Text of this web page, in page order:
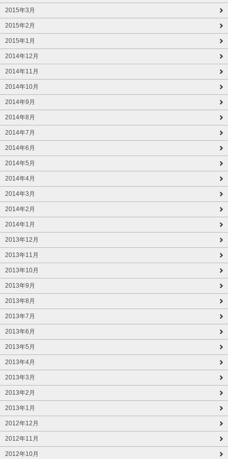
2015年3月
2015年2月
2015年1月
2014年12月
2014年11月
2014年10月
2014年9月
2014年8月
2014年7月
2014年6月
2014年5月
2014年4月
2014年3月
2014年2月
2014年1月
2013年12月
2013年11月
2013年10月
2013年9月
2013年8月
2013年7月
2013年6月
2013年5月
2013年4月
2013年3月
2013年2月
2013年1月
2012年12月
2012年11月
2012年10月